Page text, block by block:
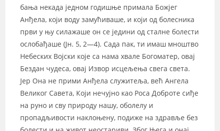
бања некада једном годишње примала Божјег
Анђела, који воду замућиваше, и који од болесника
први у њу силажаше он се једини од сталне болести
ослобађаше (Јн. 5, 2—4). Сада пак, ти имаш мноштво
Небеских Војски које са нама хвале Богоматер, овај
Бездан чудеса, овај Извор исцељења свега света.
Јер Она не прими Анђела служитеља, већ Ангела
Великог Савета, Који нечујно као Роса Доброте сиђе
на руно и сву природу нашу, оболелу и
пропадљивости наклоњену, подиже на здравље без